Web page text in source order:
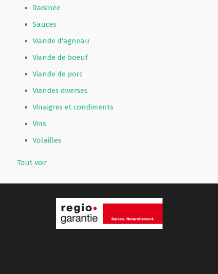
Raisinée
Sauces
Viande d'agneau
Viande de boeuf
Viande de porc
Viandes diverses
Vinaigres et condiments
Vins
Volailles
Tout voir